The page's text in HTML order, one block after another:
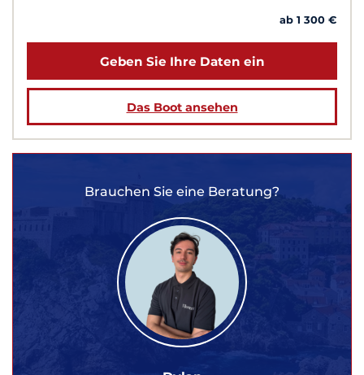
ab 1 300 €
Geben Sie Ihre Daten ein
Das Boot ansehen
Brauchen Sie eine Beratung?